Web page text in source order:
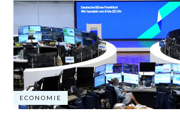
ECONOMIE